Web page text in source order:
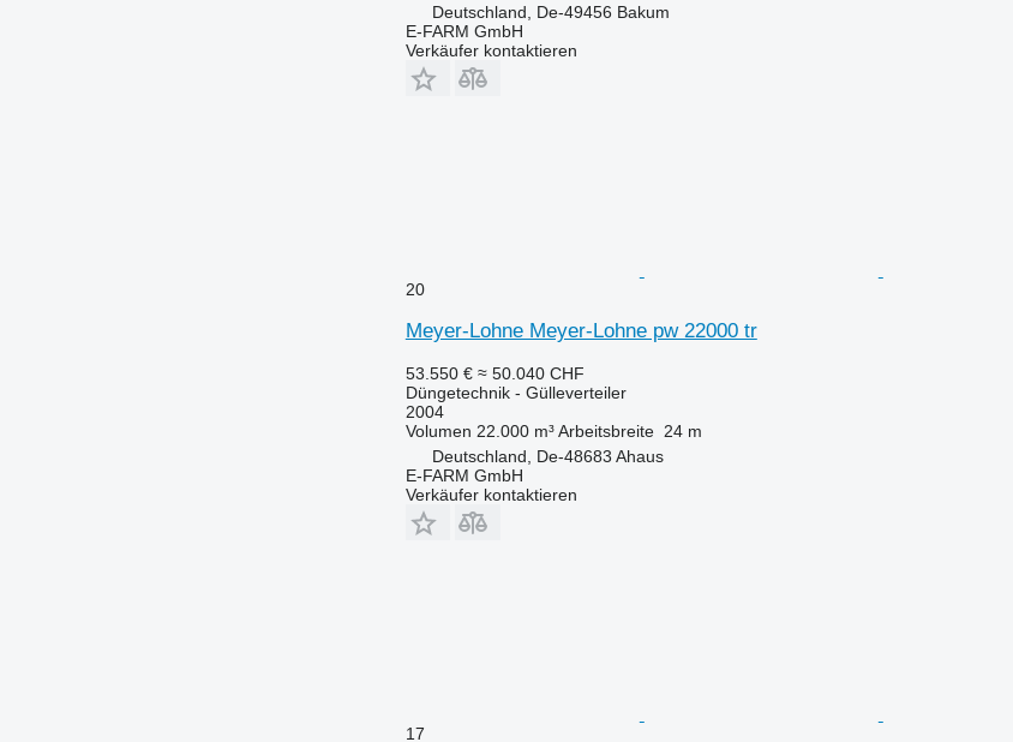
Deutschland, De-49456 Bakum
E-FARM GmbH
Verkäufer kontaktieren
20
Meyer-Lohne Meyer-Lohne pw 22000 tr
53.550 € ≈ 50.040 CHF
Düngetechnik - Gülleverteiler
2004
Volumen 22.000 m³ Arbeitsbreite 24 m
Deutschland, De-48683 Ahaus
E-FARM GmbH
Verkäufer kontaktieren
17